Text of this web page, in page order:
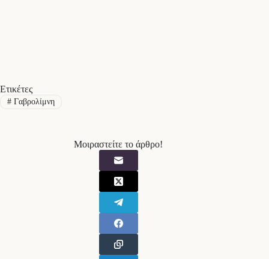
Ετικέτες
#Γαβρολίμνη
Μοιραστείτε το άρθρο!